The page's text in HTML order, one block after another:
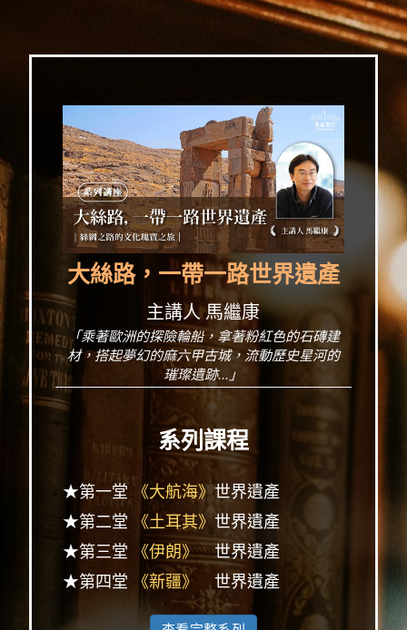
大絲路，一帶一路世界遺產
主講人 馬繼康
「乘著歐洲的探險輪船，拿著粉紅色的石磚建
材，搭起夢幻的麻六甲古城，流動歷史星河的
璀璨遺跡...」
系列課程
★第一堂 《大航海》世界遺產
★第二堂
《土耳其》世界遺產
★第三堂
《伊朗》世界遺產
★第四堂
《新疆》 世界遺產